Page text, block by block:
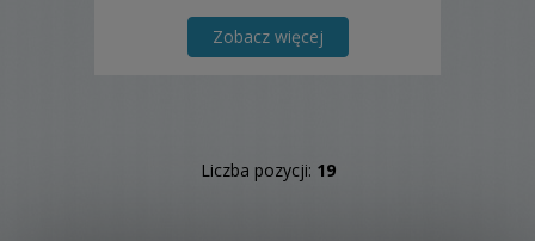
fotografowałem krajobrazy obecnie
wylacznie ludzi.
Zobacz więcej
Liczba pozycji: 19